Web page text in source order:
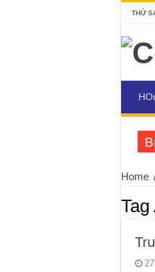
THỨ
Home
Tag